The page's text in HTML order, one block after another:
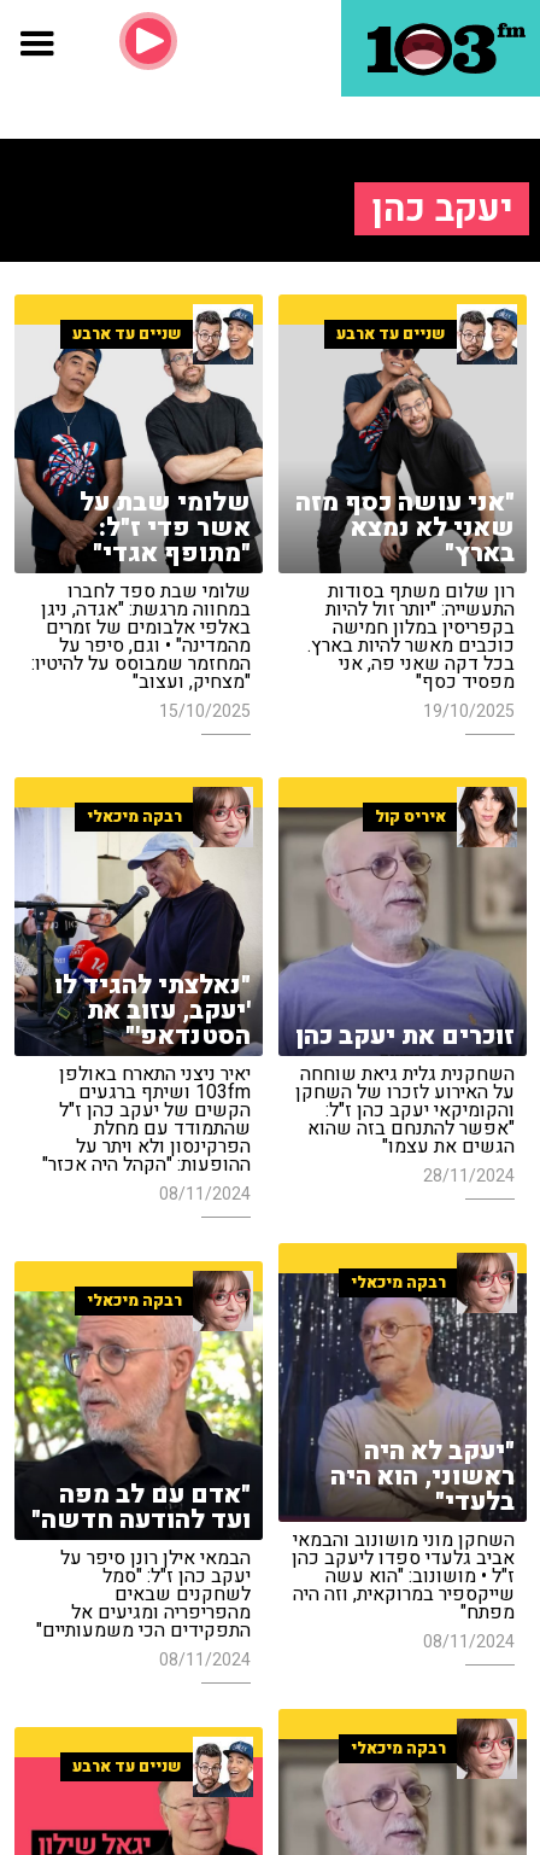
יעקב כהן
שניים עד ארבע
"אני עושה כסף מזה
שאני לא נמצא
בארץ"
רון שלום משתף בסודות
התעשייה: "יותר זול להיות
בקפריסין במלון חמישה
כוכבים מאשר להיות בארץ.
בכל דקה שאני פה, אני
מפסיד כסף"
19/10/2025
שניים עד ארבע
שלומי שבת על
אשר פדי ז"ל:
"מתופף אגדי"
שלומי שבת ספד לחברו
במחווה מרגשת: "אגדה, ניגן
באלפי אלבומים של זמרים
מהמדינה" • וגם, סיפר על
המחזמר שמבוסס על להיטיו:
"מצחיק, ועצוב"
15/10/2025
איריס קול
זוכרים את יעקב כהן
השחקנית גלית גיאת שוחחה
על האירוע לזכרו של השחקן
והקומיקאי יעקב כהן ז"ל:
"אפשר להתנחם בזה שהוא
הגשים את עצמו"
28/11/2024
רבקה מיכאלי
"נאלצתי להגיד לו
'יעקב, עזוב את
הסטנדאפ'"
יאיר ניצני התארח באולפן
103fm ושיתף ברגעים
הקשים של יעקב כהן ז"ל
שהתמודד עם מחלת
הפרקינסון ולא ויתר על
ההופעות: "הקהל היה אכזר"
08/11/2024
רבקה מיכאלי
"יעקב לא היה
ראשוני, הוא היה
בלעדי"
השחקן מוני מושונוב והבמאי
אביב גלעדי ספדו ליעקב כהן
ז"ל • מושונוב: "הוא עשה
שייקספיר במרוקאית, וזה היה
מפתח"
08/11/2024
רבקה מיכאלי
"אדם עם לב מפה
ועד להודעה חדשה"
הבמאי אילן רונן סיפר על
יעקב כהן ז"ל: "סמל
לשחקנים שבאים
מהפריפריה ומגיעים אל
התפקידים הכי משמעותיים"
08/11/2024
רבקה מיכאלי
שניים עד ארבע